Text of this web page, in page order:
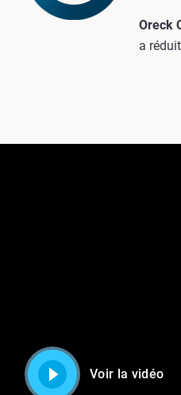
Oreck
a
Voir la vidéo